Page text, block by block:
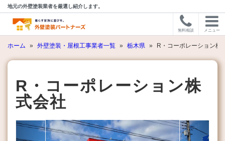
地元の外壁塗装業者を厳選し紹介します。
無料相談 メニュー
ホーム » 外壁塗装・屋根工事業者一覧 » 栃木県 » R・コーポレーション株
R・コーポレーション株
式会社